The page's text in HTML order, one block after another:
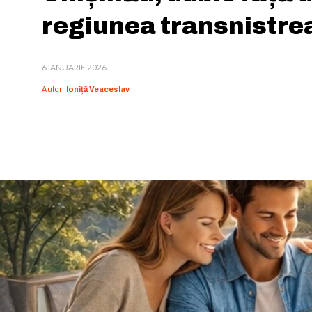
regiunea
6 IANUARIE 2026
Autor: Ioniță Veaceslav